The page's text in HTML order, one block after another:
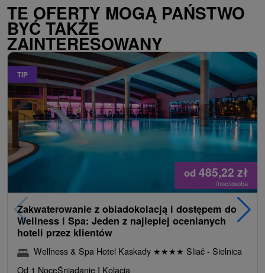
TE OFERTY MOGĄ PAŃSTWO
BYĆ TAKŻE
ZAINTERESOWANY
TIP
od 485,22 zł
/noc/osoba
Zakwaterowanie z obiadokolacją i dostępem do
Wellness i Spa: Jeden z najlepiej ocenianych
hoteli przez klientów
Wellness & Spa Hotel Kaskady ★★★★ Sliač - Sielnica
Od 1 NoceŚniadanie I Kolacja